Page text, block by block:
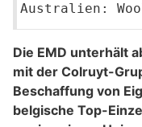
Australien:
Die EMD unterhält
mit der Colruyt-
Beschaffung von
belgische Top-